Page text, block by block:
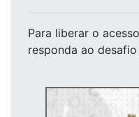
Para liberar o acesso
responda ao